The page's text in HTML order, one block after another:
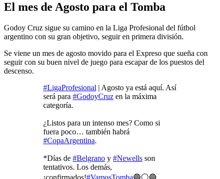
El mes de Agosto para el Tomba
Godoy Cruz sigue su camino en la Liga Profesional del fútbol
argentino con su gran objetivo, seguir en primera división.
Se viene un mes de agosto movido para el Expreso que sueña con
seguir con su buen nivel de juego para escapar de los puestos del
descenso.
#LigaProfesional | Agosto ya está aquí. Así
será para #GodoyCruz en la máxima
categoría.
¿Listos para un intenso mes? Como si
fuera poco… también habrá
#CopaArgentina.
*Días de #Belgrano y #Newells son
tentativos. Los demás,